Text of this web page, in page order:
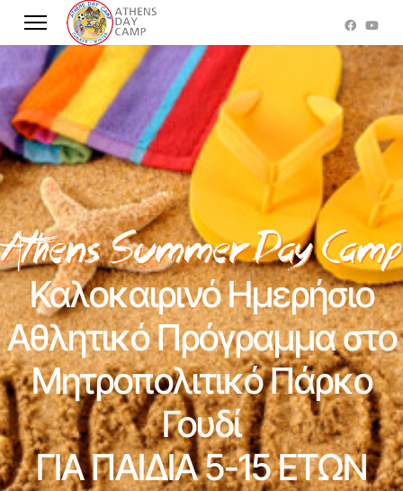
Καλοκαιρινό Ημερήσιο
Αθλητικό Πρόγραμμα στο
Μητροπολιτικό Πάρκο
Γουδί
ΓΙΑ ΠΑΙΔΙΑ 5-15 ΕΤΩΝ